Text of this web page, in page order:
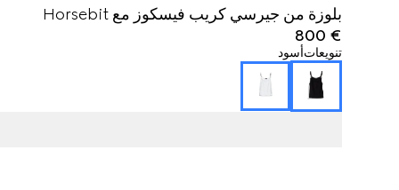
بلوزة من جيرسي كريب فيسكوز مع Horsebit
€ 800
تنويعاتأسود